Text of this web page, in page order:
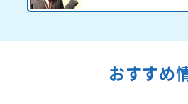
おすすめ